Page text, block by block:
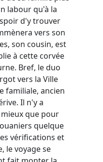
labour qu'à la
d'y trouver
vers son
son cousin, est
à cette corvée
Bref, le duo
vers la Ville
familiale, ancien
Il n'y a
que pour
quelque
vérifications et
le voyage se